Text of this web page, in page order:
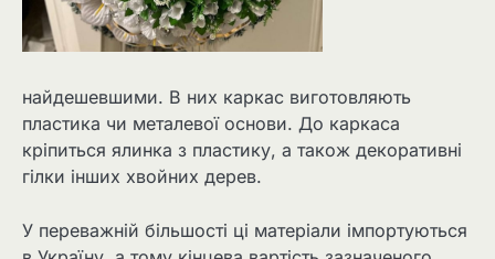
найдешевшими. В них каркас виготовляють
пластика чи металевої основи. До каркаса
кріпиться ялинка з пластику, а також декоративні
гілки інших хвойних дерев.
У переважній більшості ці матеріали імпортуються